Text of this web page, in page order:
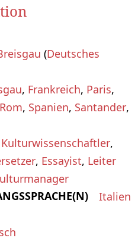
(Deutsches
, Frankreich, Paris,
Rom, Spanien, Santander,
Kulturwissenschaftler,
, Essayist, Leiter
Italien